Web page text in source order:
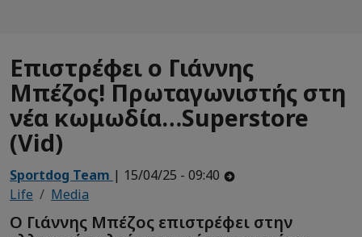
Επιστρέφει ο Γιάννης
Μπέζος! Πρωταγωνιστής στη
νέα κωμωδία…Superstore
(Vid)
Sportdog Team | 15/04/25 - 09:40
Life
Media
Ο Γιάννης Μπέζος επιστρέφει στην